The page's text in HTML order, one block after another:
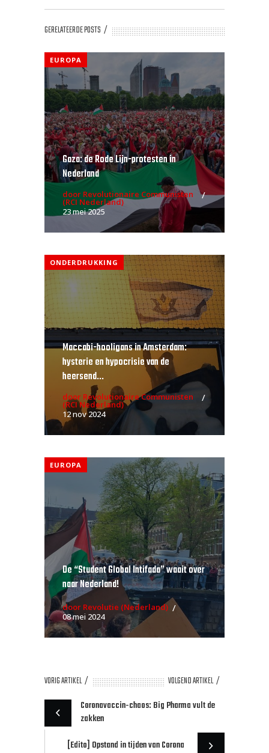
GERELATEERDE POSTS
EUROPA
Gaza: de Rode Lijn-protesten in
Nederland
door Revolutionaire Communisten
(RCI Nederland)
23 mei 2025
ONDERDRUKKING
Maccabi-hooligans in Amsterdam:
hysterie en hypocrisie van de
heersend...
door Revolutionaire Communisten
(RCI Nederland)
12 nov 2024
EUROPA
De “Student Global Intifada” waait over
naar Nederland!
door Revolutie (Nederland)
08 mei 2024
VORIG ARTIKEL
VOLGEND ARTIKEL
Coronavaccin-chaos: Big Pharma vult de
zakken
[Edito] Opstand in tijden van Corona